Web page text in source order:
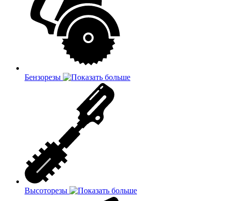
Бензорезы
Высоторезы